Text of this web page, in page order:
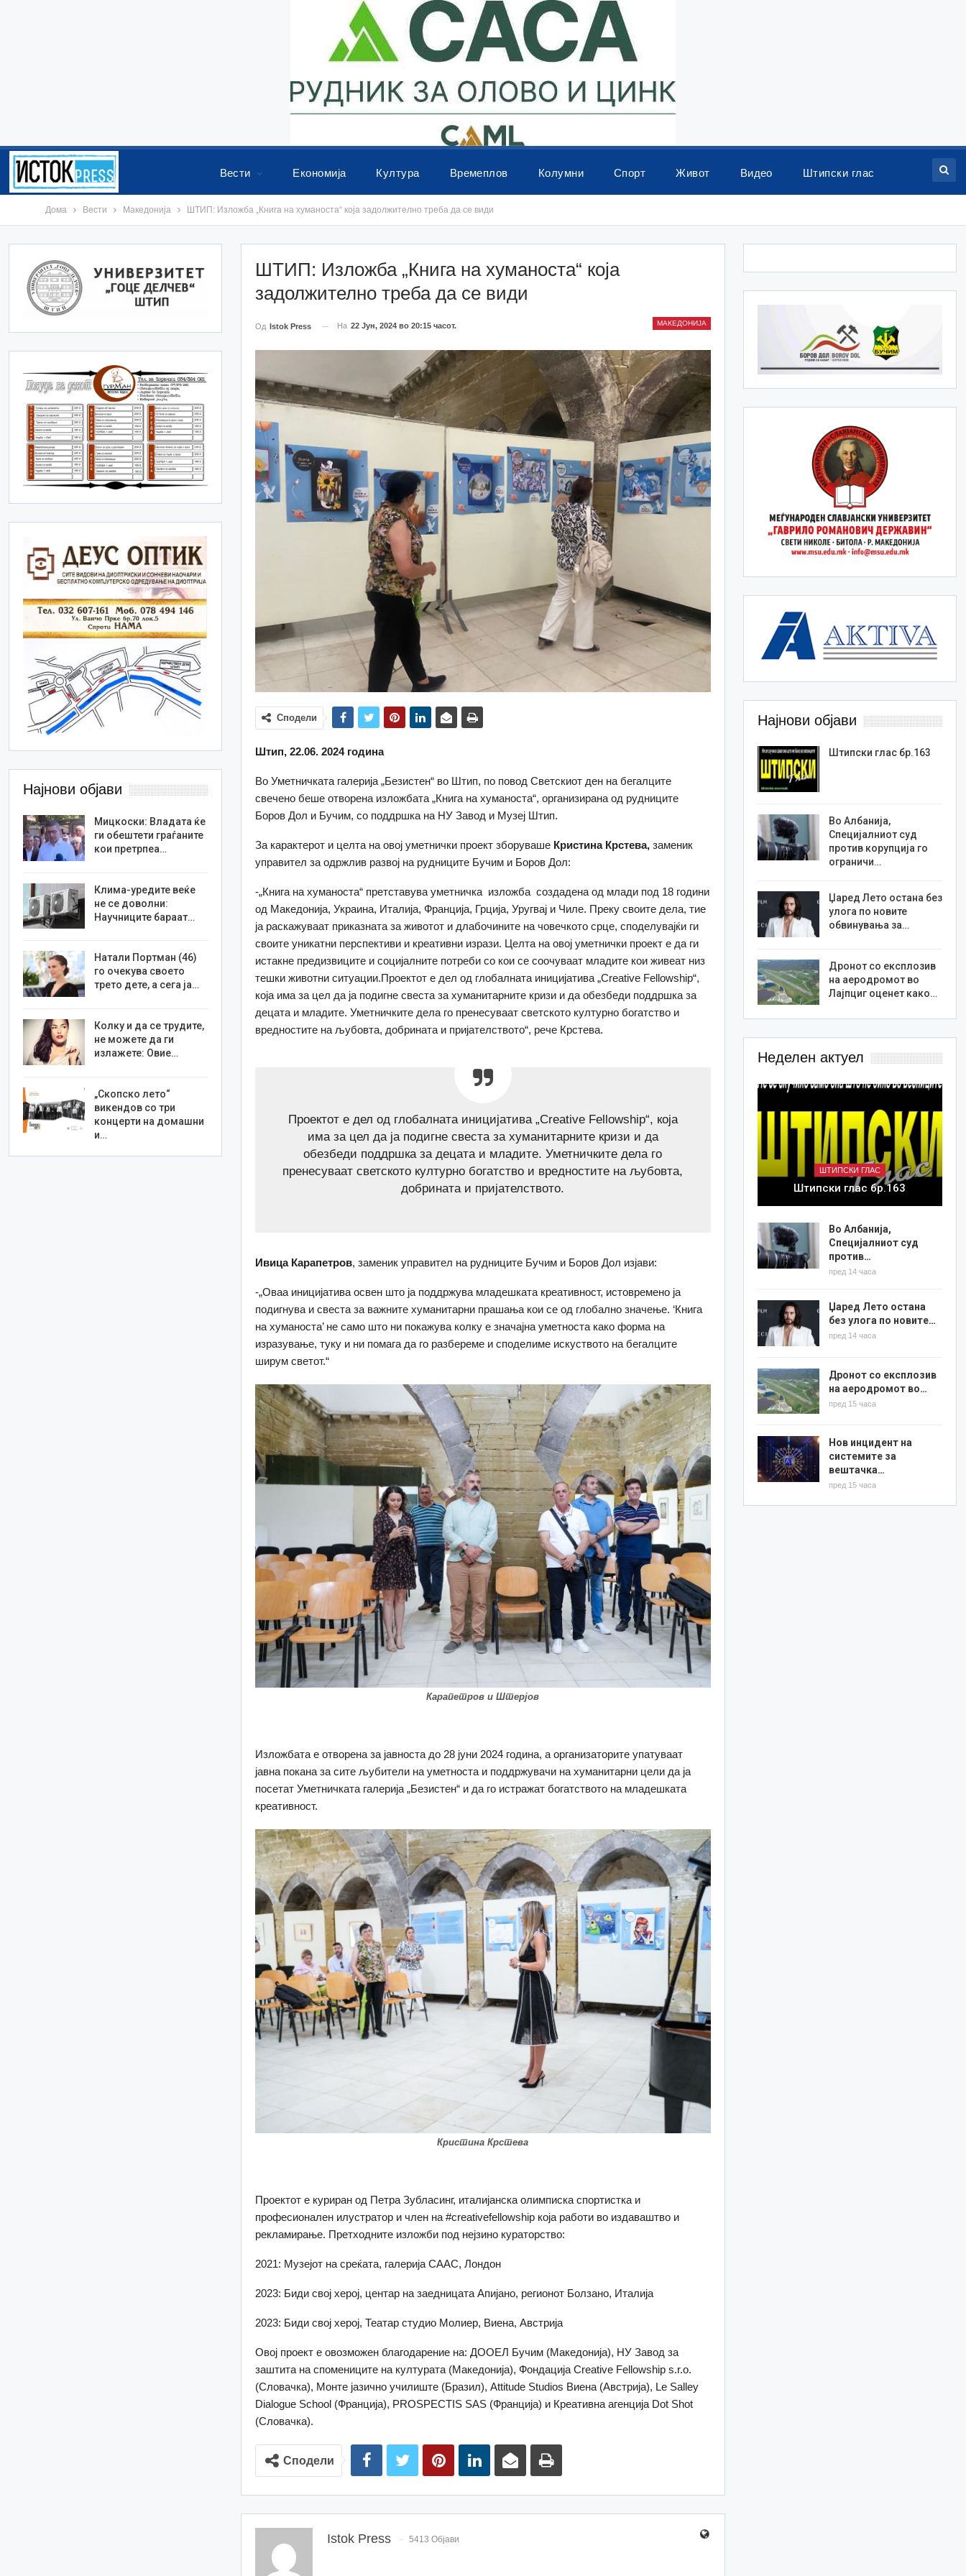
Вести Економија Култура Времеплов Колумни Спорт Живот Видео Штипски глас
Дома Вести Македонија ШТИП: Изложба „Книга на хуманоста“ која задолжително треба да се види
ШТИП: Изложба „Книга на хуманоста“ која
задолжително треба да се види
МАКЕДОНИЈА
Од Istok Press На 22 Јун, 2024 во 20:15 часот.
Сподели
Штип, 22.06. 2024 година
Во Уметничката галерија „Безистен“ во Штип, по повод Светскиот ден на бегалците
свечено беше отворена изложбата „Книга на хуманоста“, организирана од рудниците
Боров Дол и Бучим, со поддршка на НУ Завод и Музеј Штип.
За карактерот и целта на овој уметнички проект зборуваше Кристина Крстева, заменик
управител за одржлив развој на рудниците Бучим и Боров Дол:
-„Книга на хуманоста“ претставува уметничка изложба создадена од млади под 18 години
од Македонија, Украина, Италија, Франција, Грција, Уругвај и Чиле. Преку своите дела, тие
ја раскажуваат приказната за животот и длабочините на човечкото срце, споделувајќи ги
своите уникатни перспективи и креативни изрази. Целта на овој уметнички проект e да ги
истакне предизвиците и социјалните потреби со кои се соочуваат младите кои живеат низ
тешки животни ситуации.Проектот е дел од глобалната иницијатива „Creative Fellowship“,
која има за цел да ја подигне свеста за хуманитарните кризи и да обезбеди поддршка за
децата и младите. Уметничките дела го пренесуваат светското културно богатство и
вредностите на љубовта, добрината и пријателството“, рече Крстева.
Проектот е дел од глобалната иницијатива „Creative Fellowship“, која
има за цел да ја подигне свеста за хуманитарните кризи и да
обезбеди поддршка за децата и младите. Уметничките дела го
пренесуваат светското културно богатство и вредностите на љубовта,
добрината и пријателството.
Ивица Карапетров, заменик управител на рудниците Бучим и Боров Дол изјави:
-„Оваа иницијатива освен што ја поддржува младешката креативност, истовремено ја
подигнува и свеста за важните хуманитарни прашања кои се од глобално значење. ‘Книга
на хуманоста’ не само што ни покажува колку е значајна уметноста како форма на
изразување, туку и ни помага да го разбереме и споделиме искуството на бегалците
ширум светот.“
Карапетров и Штерјов
Изложбата е отворена за јавноста до 28 јуни 2024 година, а организаторите упатуваат
јавна покана за сите љубители на уметноста и поддржувачи на хуманитарни цели да ја
посетат Уметничката галерија „Безистен“ и да го истражат богатството на младешката
креативност.
Кристина Крстева
Проектот е куриран од Петра Зубласинг, италијанска олимписка спортистка и
професионален илустратор и член на #creativefellowship која работи во издаваштво и
рекламирање. Претходните изложби под нејзино кураторство:
2021: Музејот на среќата, галерија СААС, Лондон
2023: Биди свој херој, центар на заедницата Апијано, регионот Болзано, Италија
2023: Биди свој херој, Театар студио Молиер, Виена, Австрија
Овој проект е овозможен благодарение на: ДООЕЛ Бучим (Македонија), НУ Завод за
заштита на спомениците на културата (Македонија), Фондација Creative Fellowship s.r.o.
(Словачка), Монте јазично училиште (Бразил), Attitude Studios Виена (Австрија), Le Salley
Dialogue School (Франција), PROSPECTIS SAS (Франција) и Креативна агенција Dot Shot
(Словачка).
Сподели
Istok Press 5413 Објави
Најнови објави
Штипски глас бр.163
Во Албанија,
Специјалниот суд
против корупција го
ограничи…
Џаред Лето остана без
улога по новите
обвинувања за…
Дронот со експлозив
на аеродромот во
Лајпциг оценет како…
Неделен актуел
ШТИПСКИ ГЛАС
Штипски глас бр.163
Во Албанија,
Специјалниот суд
против…
пред 14 часа
Џаред Лето остана
без улога по новите…
пред 14 часа
Дронот со експлозив
на аеродромот во…
пред 15 часа
Нов инцидент на
системите за
вештачка…
пред 15 часа
Најнови објави
Мицкоски: Владата ќе
ги обештети граѓаните
кои претрпеа…
Клима-уредите веќе
не се доволни:
Научниците бараат…
Натали Портман (46)
го очекува своето
трето дете, а сега ја…
Колку и да се трудите,
не можете да ги
излажете: Овие…
„Скопско лето“
викендов со три
концерти на домашни
и…